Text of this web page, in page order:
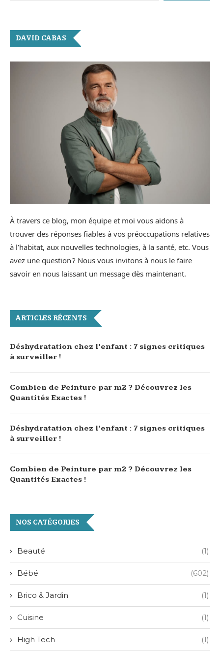
DAVID CABAS
À travers ce blog, mon équipe et moi vous aidons à
trouver des réponses fiables à vos préoccupations relatives
à l’habitat, aux nouvelles technologies, à la santé, etc. Vous
avez une question ? Nous vous invitons à nous le faire
savoir en nous laissant un message dès maintenant.
ARTICLES RÉCENTS
Déshydratation chez l’enfant : 7 signes critiques
à surveiller !
Combien de Peinture par m2 ? Découvrez les
Quantités Exactes !
Déshydratation chez l’enfant : 7 signes critiques
à surveiller !
Combien de Peinture par m2 ? Découvrez les
Quantités Exactes !
NOS CATÉGORIES
Beauté (1)
Bébé (602)
Brico & Jardin (1)
Cuisine (1)
High Tech (1)